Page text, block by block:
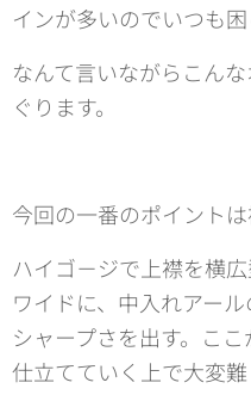
インが多いのでいつも
なんて言いながらこん
ぐります。
今回の一番のポイントは
ハイゴ－ジで上襟を横
ワイドに、中入れアー
シャープさを出す。ここ
仕立てていく上で大変難